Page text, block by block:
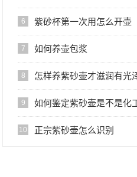
6 紫砂杯第一次用怎么开壶
7 如何养壶包浆
8 怎样养紫砂壶才滋润有光
9 如何鉴定紫砂壶是不是化
10 正宗紫砂壶怎么识别